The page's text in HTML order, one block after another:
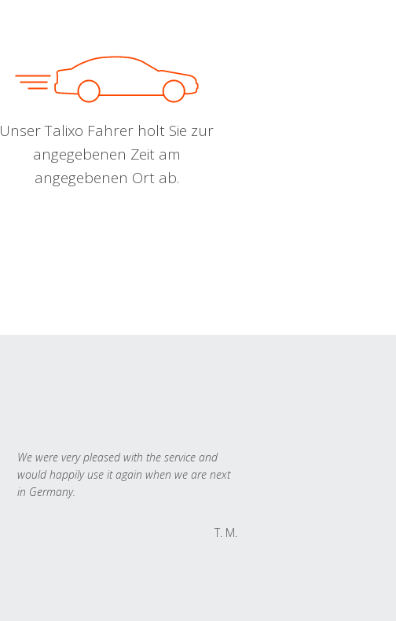
Unser Talixo Fahrer holt Sie zur
angegebenen Zeit am
angegebenen Ort ab.
We were very pleased with the service and
would happily use it again when we are next
in Germany.
T. M.